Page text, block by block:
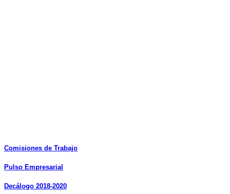
Comisiones de Trabajo
Pulso Empresarial
Decálogo 2018-2020